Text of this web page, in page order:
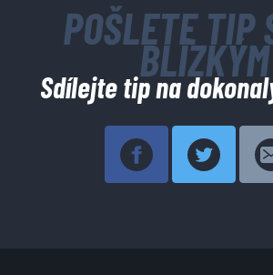
POŠLETE TIP
BLÍZKÝM
Sdílejte tip na